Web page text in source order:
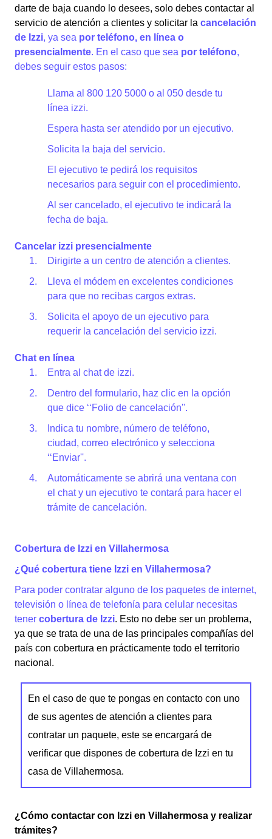
darte de baja cuando lo desees, solo debes contactar al
servicio de atención a clientes y solicitar la cancelación
de Izzi, ya sea por teléfono, en línea o
presencialmente. En el caso que sea por teléfono,
debes seguir estos pasos:
Llama al 800 120 5000 o al 050 desde tu
línea izzi.
Espera hasta ser atendido por un ejecutivo.
Solicita la baja del servicio.
El ejecutivo te pedirá los requisitos
necesarios para seguir con el procedimiento.
Al ser cancelado, el ejecutivo te indicará la
fecha de baja.
Cancelar izzi presencialmente
Dirigirte a un centro de atención a clientes.
Lleva el módem en excelentes condiciones
para que no recibas cargos extras.
Solicita el apoyo de un ejecutivo para
requerir la cancelación del servicio izzi.
Chat en línea
Entra al chat de izzi.
Dentro del formulario, haz clic en la opción
que dice ‘‘Folio de cancelación''.
Indica tu nombre, número de teléfono,
ciudad, correo electrónico y selecciona
‘‘Enviar''.
Automáticamente se abrirá una ventana con
el chat y un ejecutivo te contará para hacer el
trámite de cancelación.
Cobertura de Izzi en Villahermosa
¿Qué cobertura tiene Izzi en Villahermosa?
Para poder contratar alguno de los paquetes de internet,
televisión o línea de telefonía para celular necesitas
tener cobertura de Izzi. Esto no debe ser un problema,
ya que se trata de una de las principales compañías del
país con cobertura en prácticamente todo el territorio
nacional.
En el caso de que te pongas en contacto con uno
de sus agentes de atención a clientes para
contratar un paquete, este se encargará de
verificar que dispones de cobertura de Izzi en tu
casa de Villahermosa.
¿Cómo contactar con Izzi en Villahermosa y realizar
trámites?